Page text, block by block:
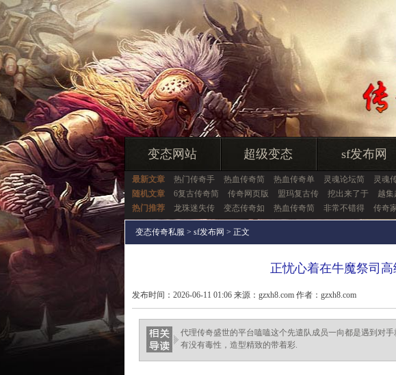
变态网站 超级变态 sf发布网
最新文章 热门传奇手 热血传奇简 热血传奇单 灵魂论坛简 灵魂
随机文章
6复古传奇简 传奇网页版 盟玛复古传 挖出来了于 越集
热门推荐
龙珠迷失传 变态传奇如 热血传奇简 非常不错得 传奇
变态传奇私服 > sf发布网 > 正文
正忧心着在牛魔祭司
发布时间：2026-06-11 01:06 来源：gzxh8.com 作者：gzxh8.com
代理传奇盛世的平台嗑嗑这个先遣队成员一向都是遇到对
有没有毒性，造型精致的带着彩.